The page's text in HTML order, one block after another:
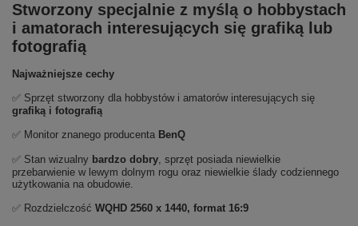
Stworzony specjalnie z myślą o hobbystach
i amatorach interesujących się grafiką lub
fotografią
Najważniejsze cechy
✅ Sprzęt stworzony dla hobbystów i amatorów interesujących się
grafiką i fotografią
✅ Monitor znanego producenta BenQ
✅ Stan wizualny bardzo dobry, sprzęt posiada niewielkie
przebarwienie w lewym dolnym rogu oraz niewielkie ślady codziennego
użytkowania na obudowie.
✅ Rozdzielczość WQHD 2560 x 1440, format 16:9